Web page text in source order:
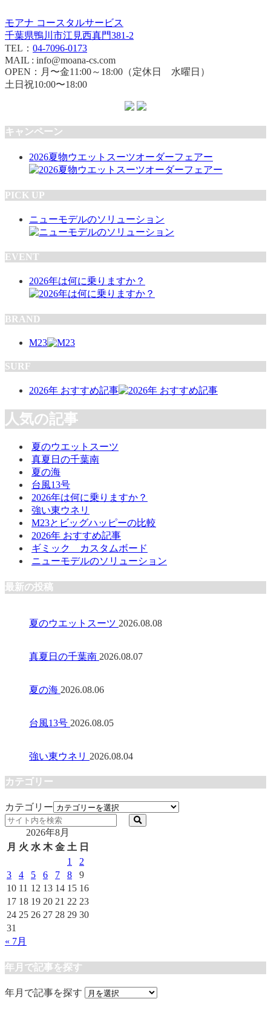
モアナ コースタルサービス
千葉県鴨川市江見西真門381-2
TEL： 04-7096-0173
MAIL : info@moana-cs.com
OPEN：月〜金11:00～18:00（定休日 水曜日）
土日祝10:00〜18:00
キャンペーン
2026夏物ウエットスーツオーダーフェアー
PICK UP
ニューモデルのソリューション
EVENT
2026年は何に乗りますか？
BRAND
M23
SURF
2026年 おすすめ記事
人気の記事
夏のウエットスーツ
真夏日の千葉南
夏の海
台風13号
2026年は何に乗りますか？
強い東ウネリ
M23とビッグハッピーの比較
2026年 おすすめ記事
ギミック カスタムボード
ニューモデルのソリューション
最新の投稿
夏のウエットスーツ 2026.08.08
真夏日の千葉南 2026.08.07
夏の海 2026.08.06
台風13号 2026.08.05
強い東ウネリ 2026.08.04
カテゴリー
カテゴリー
2026年8月
月 火 水 木 金 土 日
1
2
3
4 5 6 7 8
9
10 11 12 13 14 15 16
17 18 19 20 21 22 23
24 25 26 27 28 29 30
31
« 7月
年月で記事を探す
年月で記事を探す